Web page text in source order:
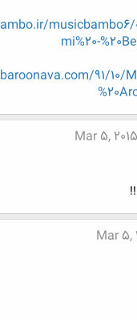
musicbambo6/
mi%20-
91/10/
Mar 5, 2015
Mar 5,